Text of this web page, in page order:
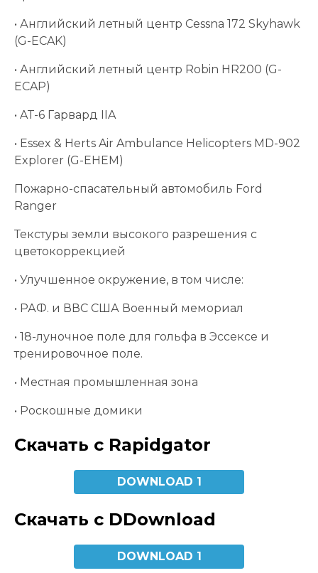
• Английский летный центр Cessna 172 Skyhawk
(G-ECAK)
• Английский летный центр Robin HR200 (G-
ECAP)
• AT-6 Гарвард IIA
• Essex & Herts Air Ambulance Helicopters MD-902
Explorer (G-EHEM)
Пожарно-спасательный автомобиль Ford
Ranger
Текстуры земли высокого разрешения с
цветокоррекцией
• Улучшенное окружение, в том числе:
• РАФ. и ВВС США Военный мемориал
• 18-луночное поле для гольфа в Эссексе и
тренировочное поле.
• Местная промышленная зона
• Роскошные домики
Скачать с Rapidgator
DOWNLOAD 1
Скачать с DDownload
DOWNLOAD 1